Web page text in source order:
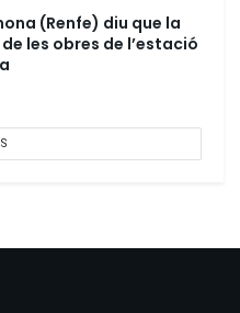
(Renfe) diu que la
les obres de l’estació